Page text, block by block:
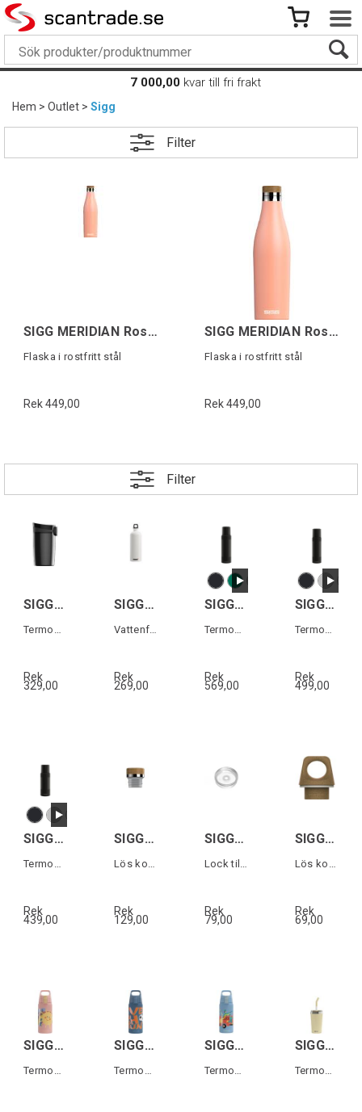
7 000,00 kvar till fri frakt
Hem>Outlet>Sigg
Filter
SIGG MERIDIAN Rosa 0,5L
Flaska i rostfritt stål
Rek 449,00
SIGG MERIDIAN Rosa 0,5L
Flaska i rostfritt stål
Rek 449,00
Filter
SIGG MIRACLE MUG Svart 0,27L
Termos-mugg i rostfritt stål
Rek
329,00
SIGG TRAVELLER Vit 1,0 L
Vattenflaska i aluminium
Rek
269,00
SIGG ALPINE STAR 1,0L
Termos i rostfritt stål
Rek
569,00
SIGG ALPINE STAR 0,75L
Termos i rostfritt stål
Rek
499,00
SIGG ALPINE STAR 0,5L
Rek
439,00
SIGG SCREW TOP MERIDIAN
Rek
129,00
SIGG HELIA TOP Transparent
Rek
79,00
SIGG SCREW TOP TRAVELLER MYPLANET Brun
Rek
69,00
SIGG SHIELD THERM ONE KIDS Sunshine 0,5L SIGG SHIELD THERM ONE KIDS Ballgame 0,5L SIGG SHIELD THERM ONE KIDS Pompiers 0,5L SIGG HELIA TRAVEL MUG Gul 0,45 L